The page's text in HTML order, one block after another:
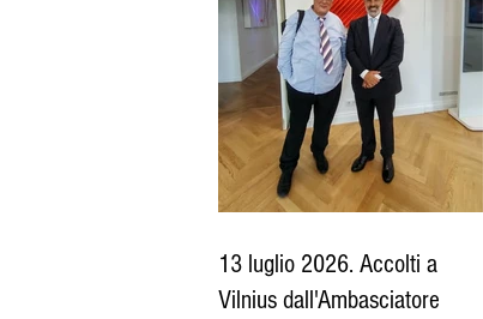
13 luglio 2026. Accolti a
Vilnius dall'Ambasciatore